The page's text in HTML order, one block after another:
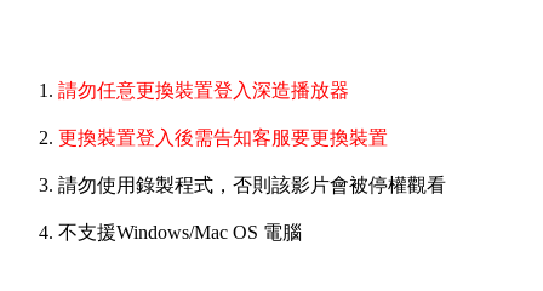
請勿任意更換裝置登入深造播放器
更換裝置登入後需告知客服要更換裝置
請勿使用錄製程式，否則該影片會被停權觀看
不支援Windows/Mac OS 電腦